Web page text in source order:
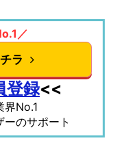
／
ラ
登録<<
界No.1
のサポート